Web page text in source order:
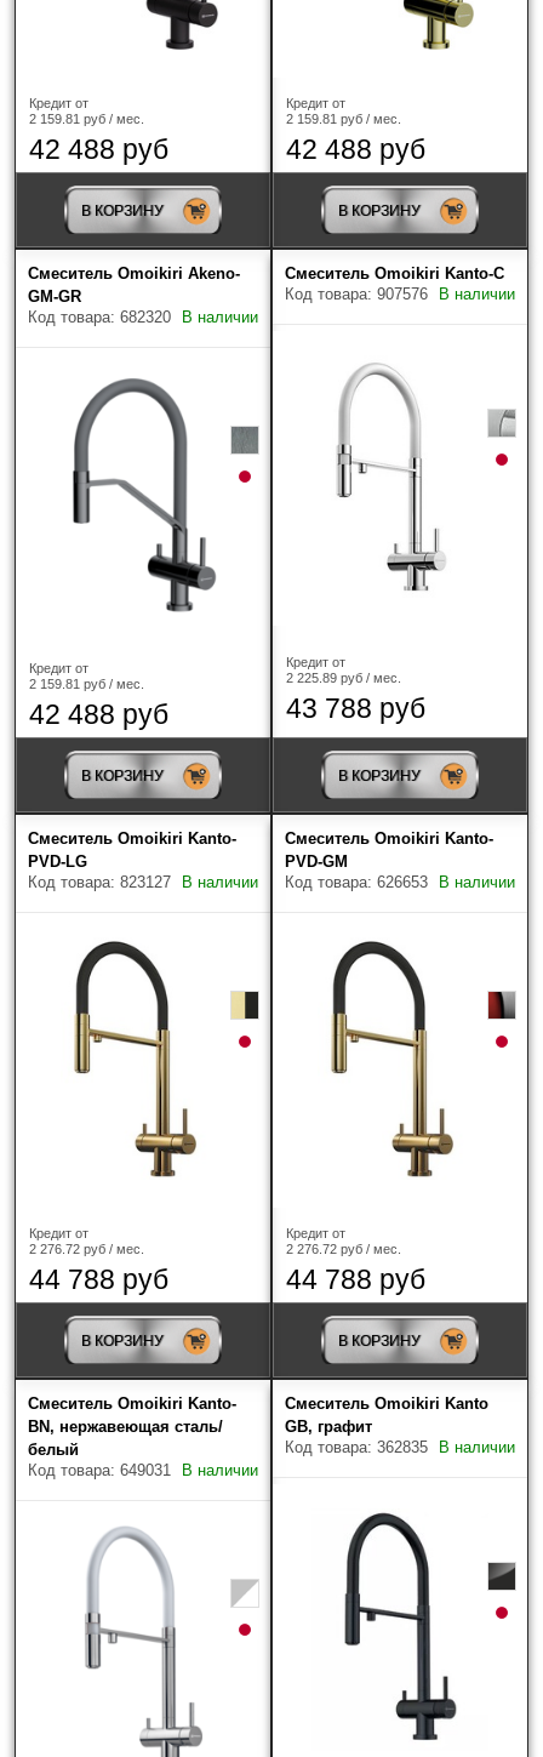
Кредит от
2 159.81 руб / мес.
42 488 руб
В КОРЗИНУ
Кредит от
2 159.81 руб / мес.
42 488 руб
В КОРЗИНУ
Смеситель Omoikiri Akeno-
GM-GR
Код товара: 682320
В наличии
Кредит от
2 159.81 руб / мес.
42 488 руб
В КОРЗИНУ
Смеситель Omoikiri Kanto-С
Код товара: 907576
В наличии
Кредит от
2 225.89 руб / мес.
43 788 руб
В КОРЗИНУ
Смеситель Omoikiri Kanto-
PVD-LG
Код товара: 823127
В наличии
Кредит от
2 276.72 руб / мес.
44 788 руб
В КОРЗИНУ
Смеситель Omoikiri Kanto-
PVD-GM
Код товара: 626653
В наличии
Кредит от
2 276.72 руб / мес.
44 788 руб
В КОРЗИНУ
Смеситель Omoikiri Kanto-
BN, нержавеющая сталь/
белый
Код товара: 649031
В наличии
Смеситель Omoikiri Kanto
GB, графит
Код товара: 362835
В наличии